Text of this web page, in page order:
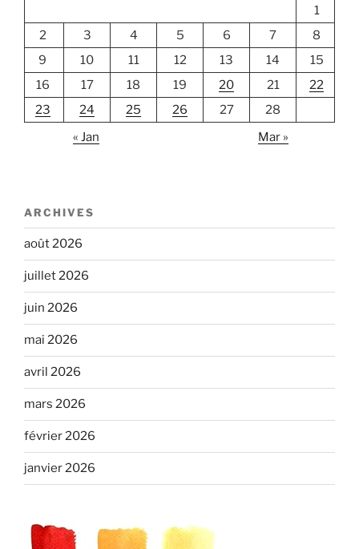
1
2
3 4 5 6 7
8
9
10 11 12 13 14
15
16
17 18 19 20 21
22
23
24 25 26 27
28
« Jan
Mar »
ARCHIVES
août 2026
juillet 2026
juin 2026
mai 2026
avril 2026
mars 2026
février 2026
janvier 2026